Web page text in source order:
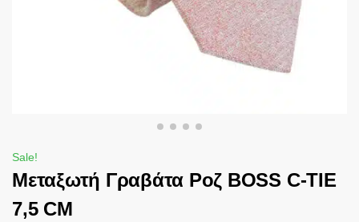
Sale!
Μεταξωτή Γραβάτα Ροζ BOSS C-ΤΙΕ
7,5 CΜ